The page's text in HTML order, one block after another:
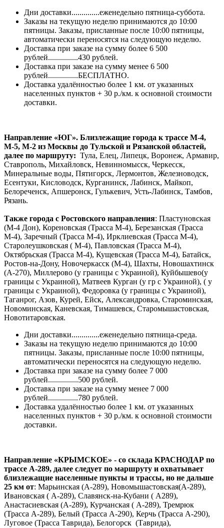
Дни доставки..............еженедельно пятница-суббота.
Заказы на текущую неделю принимаются до 10:00
пятницы. Заказы, присланные после 10:00 пятницы,
автоматически переносятся на следующую неделю.
Доставка при заказе на сумму более 6 500
рублей...............430 рублей.
Доставка при заказе на сумму менее 6 500
рублей...............БЕСПЛАТНО.
Доставка удалённостью более 1 км. от указанных
населенных пунктов + 30 р./км. к основной стоимости
доставки.
Направление «ЮГ». Близлежащие города к трассе М-4,
М-5, М-2 из Москвы до Тульской и Рязанской областей,
далее по маршруту: Тула, Елец, Липецк, Воронеж, Армавир,
Ставрополь, Михайловск, Невинномысск, Черкесск,
Минеральные воды, Пятигорск, Лермонтов, Железноводск,
Есентуки, Кисловодск, Курганинск, Лабинск, Майкоп,
Белореченск, Апшеронск, Гулькевич, Усть-Лабинск, Тамбов,
Рязань.
Также города с Ростовского направления: Пластуновская
(М-4 Дон), Кореновская (Трасса М-4), Березанская (Трасса
М-4), Заречный (Трасса М-4), Ирклиевская (Трасса М-4),
Старолеушковская ( М-4), Павловская (Трасса М-4),
Октябрьская (Трасса М-4), Кущевская (Трасса М-4), Батайск,
Ростов-на-Дону, Новочеркасск (М-4), Шахты, Новошахтинск
(А-270), Миллерово (у границы с Украиной), Куйбышево(у
границы с Украиной), Матвеев Курган (у гр с Украиной), ( у
границы с Украиной), Федоровка (у границы с Украиной),
Таганрог, Азов, Курей, Ейск, Александровка, Староминская,
Новоминская, Каневская, Тимашевск, Старомышастовская,
Новотитаровская.
Дни доставки..............еженедельно пятница-среда.
Заказы на текущую неделю принимаются до 10:00
пятницы. Заказы, присланные после 10:00 пятницы,
автоматически переносятся на следующую неделю.
Доставка при заказе на сумму более 7 000
рублей...............500 рублей.
Доставка при заказе на сумму менее 7 000
рублей...............780 рублей.
Доставка удалённостью более 1 км. от указанных
населенных пунктов + 30 р./км. к основной стоимости
доставки.
Направление «КРЫМСКОЕ» - со склада КРАСНОДАР по
трассе А-289, далее следует по маршруту и охватывает
близлежащие населенные пункты и трассы, но не дальше
25 км от: Марьинская (А-289), Новомышастовская(А-289),
Ивановская ( А-289), Славянск-на-Кубани ( А289),
Анастасиевская (А-289), Курчанская ( А-289), Тремрюк
(Трасса А-289), Белый (Трасса А-290), Керчь (Трасса А-290),
Луговое (Трасса Таврида), Белогорск (Таврида),